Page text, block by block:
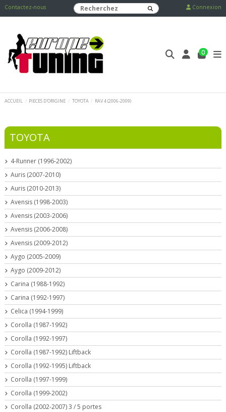
Contactez-nous Connexion
0
ACCUEIL PIECES D'ORIGINE TOYOTA RAV 4 (2006-2009)
TOYOTA
4-Runner (1996-2002)
Auris (2007-2010)
Auris (2010-2013)
Avensis (1998-2003)
Avensis (2003-2006)
Avensis (2006-2008)
Avensis (2009-2012)
Aygo (2005-2009)
Aygo (2009-2012)
Carina (1988-1992)
Carina (1992-1997)
Celica (1994-1999)
Corolla (1987-1992)
Corolla (1992-1997)
Corolla (1987-1992) Liftback
Corolla (1992-1995) Liftback
Corolla (1997-1999)
Corolla (1999-2002)
Corolla (2002-2007) 3 / 5 portes